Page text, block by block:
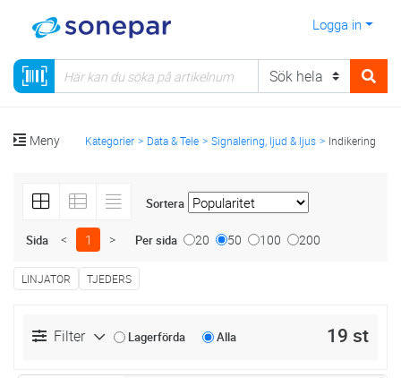
Logga in
Meny Kategorier Data & Tele Signalering, ljud & ljus Indikering
Sortera
Sida < 1 > Per sida 20 50 100 200
LINJATOR TJEDERS
Filter Lagerförda Alla 19 st